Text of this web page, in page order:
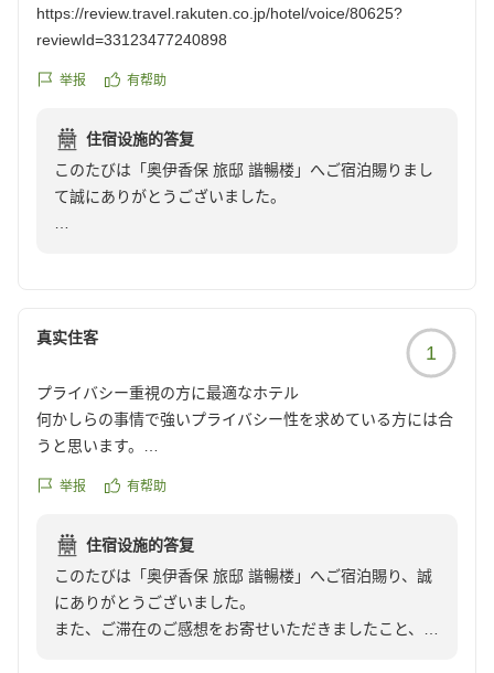
「また宿泊したい」とのお言葉を賜りましたこと、何よ
り嬉しく、励みでございます。お越しいただくたびに、
この度も誠にありがとうございました。
またのお帰りを、心よりお待ち申し上げております。
https://review.travel.rakuten.co.jp/hotel/voice/80625?
reviewId=33123477240898
举报 有帮助
住宿设施的答复
このたびは「奥伊香保 旅邸 諧暢楼」へご宿泊賜りまし
て誠にありがとうございました。
なら、私どもにとりまして何よりの喜びに存じます。
これからも変わらぬ静けさと寛ぎのひとときをお届けで
きますよう、日々精進してまいります。
奥伊香保 旅邸 諧暢楼
副部長 征矢野 千加恵
真实住客
1
プライバシー重視の方に最適なホテル
何かしらの事情で強いプライバシー性を求めている方には合
うと思います。
https://review.travel.rakuten.co.jp/hotel/voice/80625?
举报 有帮助
住宿设施的答复
このたびは「奥伊香保 旅邸 諧暢楼」へご宿泊賜り、誠
にありがとうございました。
また、ご滞在のご感想をお寄せいただきましたこと、心